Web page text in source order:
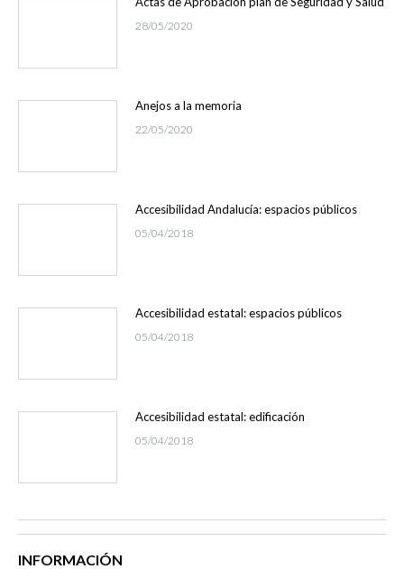
28/05/2020
Anejos a la memoria
22/05/2020
Accesibilidad Andalucía: espacios públicos
05/04/2018
Accesibilidad estatal: espacios públicos
05/04/2018
Accesibilidad estatal: edificación
05/04/2018
INFORMACIÓN